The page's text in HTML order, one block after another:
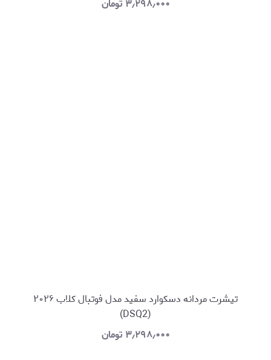
۳٫۲۹۸٫۰۰۰ تومان
تیشرت مردانه دسکوارد سفید مدل فوتبال کلاب ۲۰۲۶
(DSQ2)
۳٫۲۹۸٫۰۰۰ تومان